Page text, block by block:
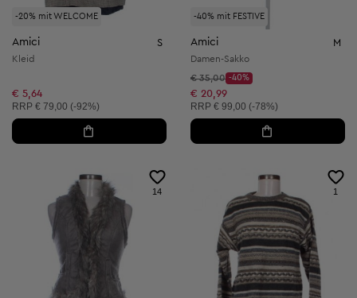
-20% mit WELCOME
Amici S
Kleid
€ 5,64
Unverbindliche Preisempfehlung:
RRP € 79,00 (-92%)
-40% mit FESTIVE
Amici M
Damen-Sakko
Startpreis:
€ 35,00
Discount Price:
-40%
Reduzierter Preis:
€ 20,99
Unverbindliche Preisempfehlung:
RRP € 99,00 (-78%)
14 1